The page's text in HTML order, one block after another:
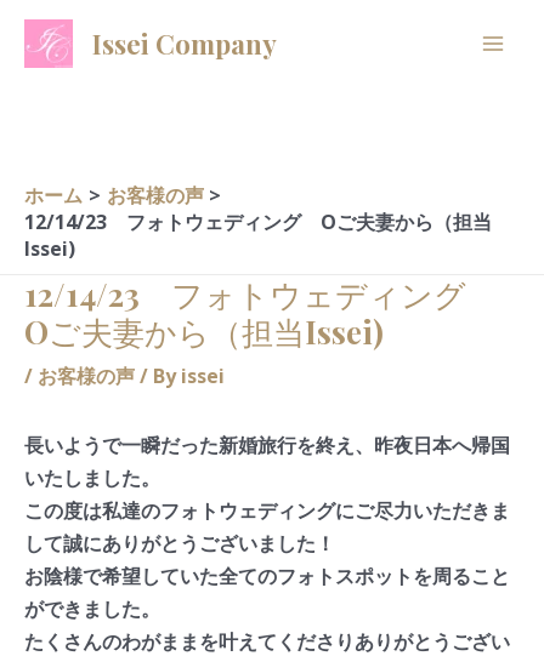
Issei Company
ホーム
お客様の声
12/14/23 フォトウェディング Oご夫妻から（担当
Issei)
12/14/23 フォトウェディング
Oご夫妻から（担当Issei)
/ お客様の声/ Byissei
長いようで一瞬だった新婚旅行を終え、昨夜日本へ帰国
いたしました。
この度は私達のフォトウェディングにご尽力いただきま
して誠にありがとうございました！
お陰様で希望していた全てのフォトスポットを周ること
ができました。
たくさんのわがままを叶えてくださりありがとうござい
A
r
v
e
s
C
a
o
r
i
e
s